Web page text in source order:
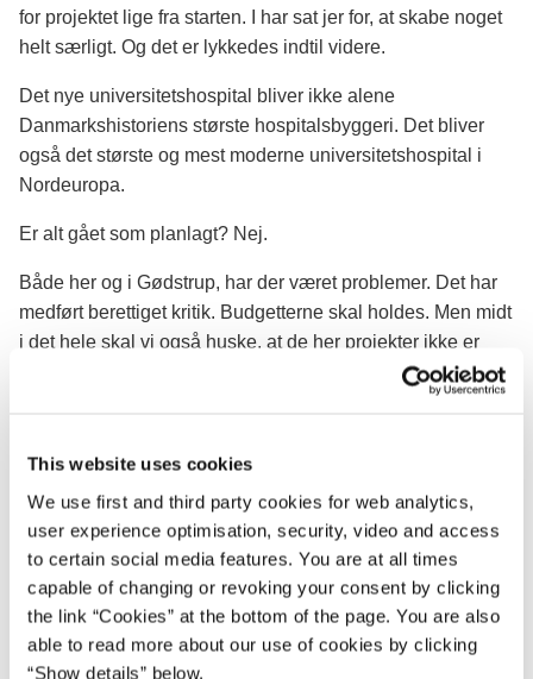
This website uses cookies
We use first and third party cookies for web analytics,
user experience optimisation, security, video and access
to certain social media features. You are at all times
capable of changing or revoking your consent by clicking
the link “Cookies” at the bottom of the page. You are also
able to read more about our use of cookies by clicking
“Show details” below.
for projektet lige fra starten. I har sat jer for, at skabe noget
helt særligt. Og det er lykkedes indtil videre.
Det nye universitetshospital bliver ikke alene
Danmarkshistoriens største hospitalsbyggeri. Det bliver
også det største og mest moderne universitetshospital i
Nordeuropa.
Er alt gået som planlagt? Nej.
Både her og i Gødstrup, har der været problemer. Det har
medført berettiget kritik. Budgetterne skal holdes. Men midt
i det hele skal vi også huske, at de her projekter ikke er
noget, man trækker i en automat. De er enormt komplekse.
Vi skal lære af problemerne, så de ikke gentager sig.
egne kvarterer, gader og torve.
Og når alt det her står færdigt, bliver det Aarhus’ største
arbejdsplads med næsten 10.000 ansatte. Og 1 million
patienter hvert år.
Næsten uvirkelige dimensioner. Men også en